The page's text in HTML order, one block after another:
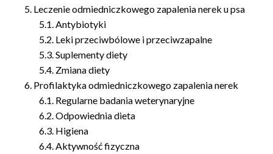
Leczenie odmiedniczkowego zapalenia nerek u psa
Antybiotyki
Leki przeciwbólowe i przeciwzapalne
Suplementy diety
Zmiana diety
Profilaktyka odmiedniczkowego zapalenia nerek
Regularne badania weterynaryjne
Odpowiednia dieta
Higiena
Aktywność fizyczna